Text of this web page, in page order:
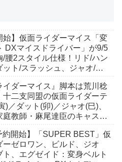
始】仮面ライダーマイス「変
DXマイスドライバー」が9/5
/腰2スタイル仕様！リド/ハン
ット/スラッシュ、ジャオ/バ
イダーマイス』脚本は荒川稔
十二支同盟の仮面ライダーテ
)／ダット(卯)／ジャオ(巳)、
庭教師・麻尾達臣のキャスト
！
約開始】「SUPER BEST」仮
ーゼロワン、ビルド、ジオ
ト、エグゼイド：変身ベルト